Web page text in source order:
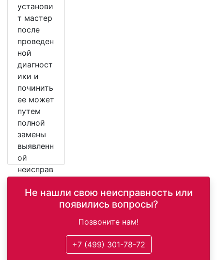
установи
т мастер
после
проведен
ной
диагност
ики и
починить
ее может
путем
полной
замены
выявленн
ой
неисправ
детали.
Не нашли свою неисправность или
появились вопросы?
Позвоните нам!
+7 (499) 301-78-72